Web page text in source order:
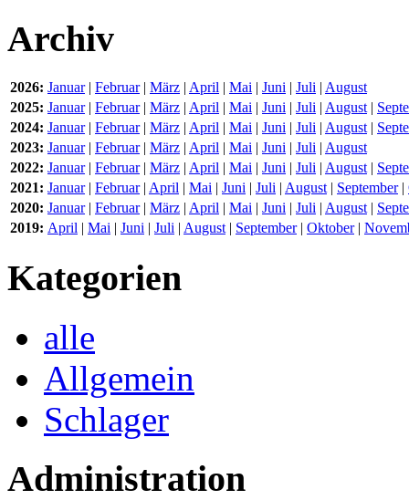
Archiv
2026: Januar| Februar| März | April | Mai | Juni | Juli | August
2025: Januar| Februar| März | April | Mai | Juni | Juli | August|
2024: Januar| Februar| März | April | Mai | Juni | Juli | August|
2023: Januar| Februar| März | April | Mai | Juni | Juli | August
2022: Januar| Februar| März | April | Mai | Juni | Juli | August|
2021: Januar| Februar| April | Mai | Juni | Juli | August| September|
2020: Januar| Februar| März | April | Mai | Juni | Juli | August|
2019: April | Mai | Juni | Juli | August| September| Oktober|
Kategorien
alle
Allgemein
Schlager
Administration